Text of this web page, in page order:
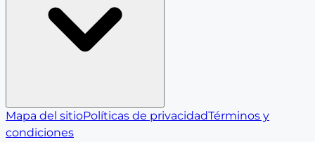
Mapa del sitioPolíticas de privacidadTérminos y
condiciones